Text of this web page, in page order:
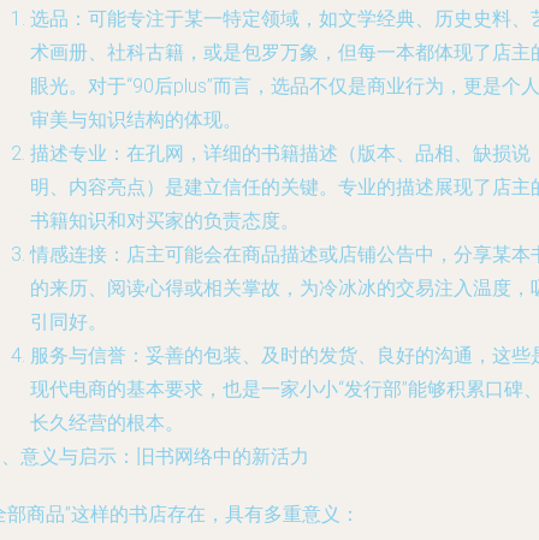
选品 ：可能专注于某一特定领域，如文学经典、历史史料、
术画册、社科古籍，或是包罗万象，但每一本都体现了店主
眼光。对于“90后plus”而言，选品不仅是商业行为，更是个人
审美与知识结构的体现。
描述专业 ：在孔网，详细的书籍描述（版本、品相、缺损说
明、内容亮点）是建立信任的关键。专业的描述展现了店主
书籍知识和对买家的负责态度。
情感连接 ：店主可能会在商品描述或店铺公告中，分享某本
的来历、阅读心得或相关掌故，为冷冰冰的交易注入温度，
引同好。
服务与信誉 ：妥善的包装、及时的发货、良好的沟通，这些
现代电商的基本要求，也是一家小小“发行部”能够积累口碑
长久经营的根本。
意义与启示：旧书网络中的新活力
部商品”这样的书店存在，具有多重意义：